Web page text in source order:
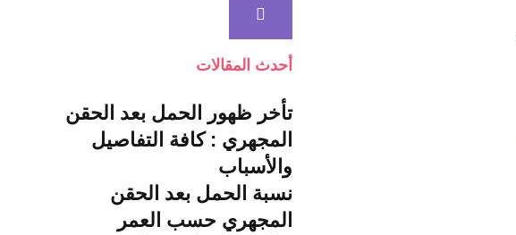
أحدث المقالات
تأخر ظهور الحمل بعد الحقن
المجهري : كافة التفاصيل
والأسباب
نسبة الحمل بعد الحقن
المجهري حسب العمر